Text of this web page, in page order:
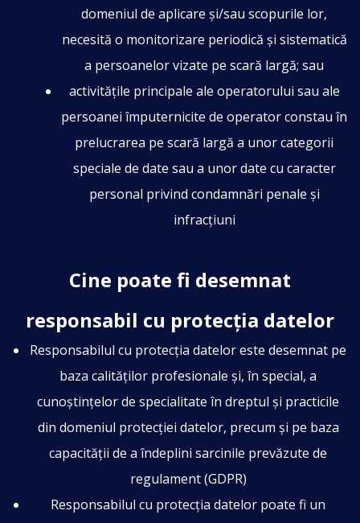
domeniul de aplicare și/sau scopurile lor,
necesită o monitorizare periodică și sistematică
a persoanelor vizate pe scară largă; sau
activitățile principale ale operatorului sau ale
persoanei împuternicite de operator constau în
prelucrarea pe scară largă a unor categorii
speciale de date sau a unor date cu caracter
personal privind condamnări penale și
infracțiuni
Cine poate fi desemnat
responsabil cu protecția datelor
Responsabilul cu protecția datelor este desemnat pe
baza calităților profesionale și, în special, a
cunoștințelor de specialitate în dreptul și practicile
din domeniul protecției datelor, precum și pe baza
capacității de a îndeplini sarcinile prevăzute de
regulament (GDPR)
Responsabilul cu protecția datelor poate fi un